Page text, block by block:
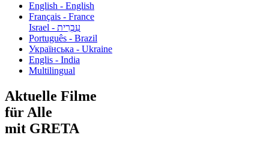
English - English
Français - France
עִבְרִית - Israel
Português - Brazil
Українська - Ukraine
Englis - India
Multilingual
Aktuelle Filme
für Alle
mit GRETA